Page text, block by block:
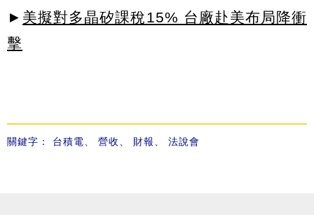
► 美擬對多晶矽課稅15% 台廠赴美布局降衝
擊
關鍵字： 台積電 營收 財報 法說會